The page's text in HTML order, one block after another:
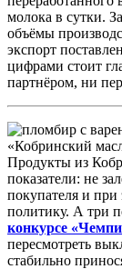
молока в сутки.
объёмы
экспорт
цифрами стоит
партнёром, ни
Продукты из
показатели: не
покупателя и
политику. А три
конкурсе
пересмотреть
стабильно